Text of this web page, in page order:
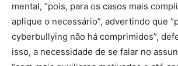
mental, “pois, para os casos mais
aplique o necessário”, advertindo que
cyberbullying não há comprimidos”,
isso, a necessidade de se falar no